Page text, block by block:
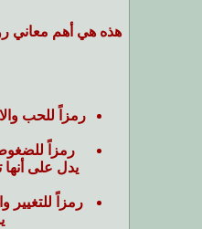
هذه هي أهم معاني
رمزاً للحب
رمزاً
يدل على
رمزاً للتغيير